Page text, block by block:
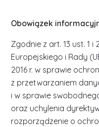
Obowiązek
Zgodnie z art. 13 ust. 1
Europejskiego i Rady
2016 r. w sprawie
z przetwarzaniem
i w sprawie
oraz uchylenia
rozporządzenie o